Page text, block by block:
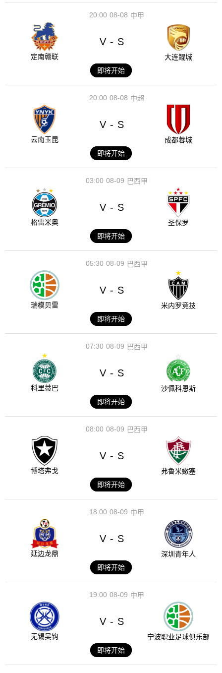
08-08
20:00 中甲
定南赣联
V - S
大连鲲城
即将开始
08-08
20:00 中超
云南玉昆
V - S
成都蓉城
即将开始
08-09
03:00 巴西甲
格雷米奥
V - S
圣保罗
即将开始
08-09
05:30 巴西甲
瑞模贝雷
V - S
米内罗竞技
即将开始
08-09
07:30 巴西甲
科里蒂巴
V - S
沙佩科恩斯
即将开始
08-09
08:00 巴西甲
博塔弗戈
V - S
弗鲁米嫩塞
即将开始
08-09
18:00 中甲
延边龙鼎
V - S
深圳青年人
即将开始
08-09
19:00 中甲
无锡吴钩
V - S
宁波职业足球俱乐部
即将开始